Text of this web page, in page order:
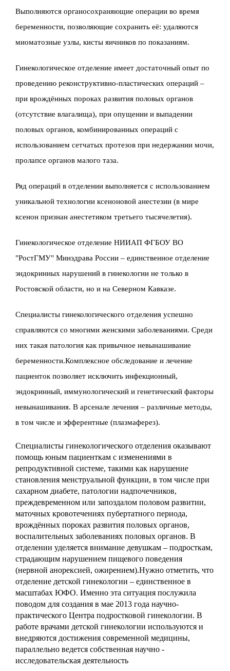
Выполняются органосохраняющие операции во время
беременности, позволяющие сохранить её: удаляются
миоматозные узлы, кисты яичников по показаниям.
Гинекологическое отделение имеет достаточный опыт по
проведению реконструктивно-пластических операций –
при врождённых пороках развития половых органов
(отсутствие влагалища), при опущении и выпадении
половых органов, комбинированных операций с
использованием сетчатых протезов при недержании мочи,
пролапсе органов малого таза.
Ряд операций в отделении выполняется с использованием
уникальной технологии ксеноновой анестезии (в мире
ксенон признан анестетиком третьего тысячелетия).
Гинекологическое отделение НИИАП ФГБОУ ВО
"РостГМУ" Минздрава России – единственное отделение
эндокринных нарушений в гинекологии не только в
Ростовской области, но и на Северном Кавказе.
Специалисты гинекологического отделения успешно
справляются со многими женскими заболеваниями. Среди
них такая патология как привычное невынашивание
беременности.Комплексное обследование и лечение
пациенток позволяет исключить инфекционный,
эндокринный, иммунологический и генетический факторы
невынашивания. В арсенале лечения – различные методы,
в том числе и эфферентные (плазмаферез).
Специалисты гинекологического отделения оказывают
помощь юным пациенткам с изменениями в
репродуктивной системе, такими как нарушение
становления менструальной функции, в том числе при
сахарном диабете, патологии надпочечников,
преждевременном или запоздалом половом развитии,
маточных кровотечениях пубертатного периода,
врождённых пороках развития половых органов,
воспалительных заболеваниях половых органов. В
отделении уделяется внимание девушкам – подросткам,
страдающим нарушением пищевого поведения
(нервной анорексией, ожирением).Нужно отметить, что
отделение детской гинекологии – единственное в
масштабах ЮФО. Именно эта ситуация послужила
поводом для создания в мае 2013 года научно-
практического Центра подростковой гинекологии. В
работе врачами детской гинекологии используются и
внедряются достижения современной медицины,
параллельно ведется собственная научно -
исследовательская деятельность